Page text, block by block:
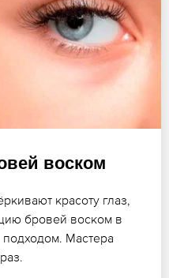
воском
красоту глаз,
бровей воском в
Мастера